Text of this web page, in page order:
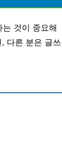
는 것이 중요해
다른 분은 글쓰